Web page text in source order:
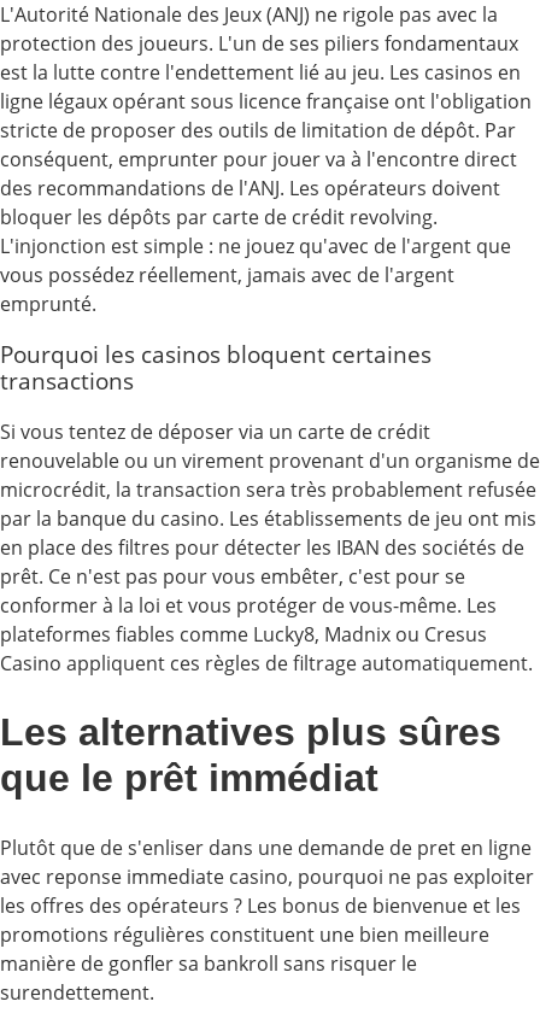
L'Autorité Nationale des Jeux (ANJ) ne rigole pas avec la
protection des joueurs. L'un de ses piliers fondamentaux
est la lutte contre l'endettement lié au jeu. Les casinos en
ligne légaux opérant sous licence française ont l'obligation
stricte de proposer des outils de limitation de dépôt. Par
conséquent, emprunter pour jouer va à l'encontre direct
des recommandations de l'ANJ. Les opérateurs doivent
bloquer les dépôts par carte de crédit revolving.
L'injonction est simple : ne jouez qu'avec de l'argent que
vous possédez réellement, jamais avec de l'argent
emprunté.
Pourquoi les casinos bloquent certaines
transactions
Si vous tentez de déposer via un carte de crédit
renouvelable ou un virement provenant d'un organisme de
microcrédit, la transaction sera très probablement refusée
par la banque du casino. Les établissements de jeu ont mis
en place des filtres pour détecter les IBAN des sociétés de
prêt. Ce n'est pas pour vous embêter, c'est pour se
conformer à la loi et vous protéger de vous-même. Les
plateformes fiables comme Lucky8, Madnix ou Cresus
Casino appliquent ces règles de filtrage automatiquement.
Les alternatives plus sûres
que le prêt immédiat
Plutôt que de s'enliser dans une demande de pret en ligne
avec reponse immediate casino, pourquoi ne pas exploiter
les offres des opérateurs ? Les bonus de bienvenue et les
promotions régulières constituent une bien meilleure
manière de gonfler sa bankroll sans risquer le
surendettement.